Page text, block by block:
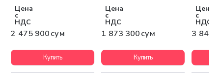
Цена
с
НДС
2 475 900 сум
Купить
Цена
с
НДС
1 873 300 сум
Купить
Цена
с
НДС
3 849